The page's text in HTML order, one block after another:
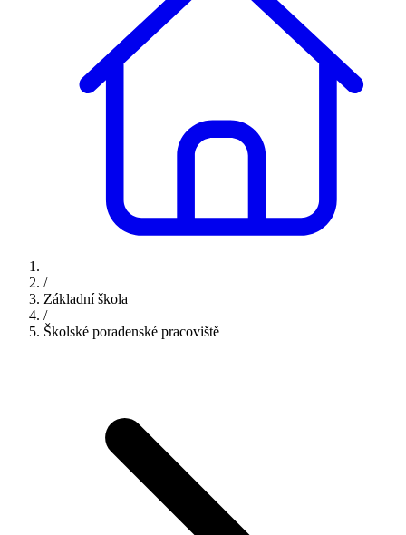
/
Základní škola
/
Školské poradenské pracoviště